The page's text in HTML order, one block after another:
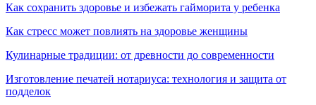
Как сохранить здоровье и избежать гайморита у ребенка
Как стресс может повлиять на здоровье женщины
Кулинарные традиции: от древности до современности
Изготовление печатей нотариуса: технология и защита от
подделок